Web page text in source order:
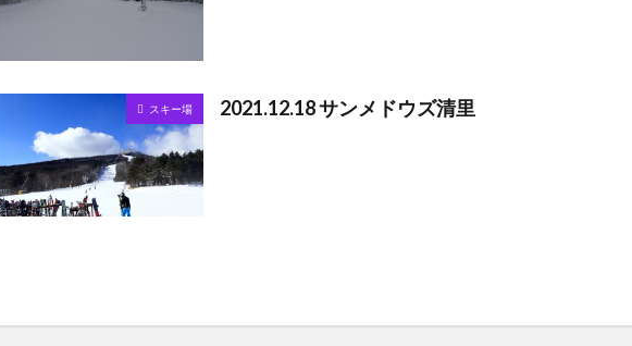
スキー場 2021.12.18 サンメドウズ清里